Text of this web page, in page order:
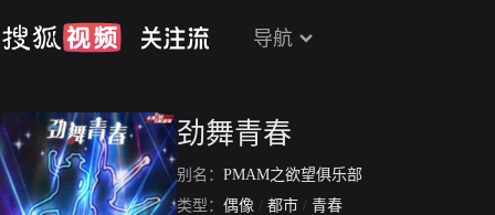
导航
劲舞青春
别名： PMAM之欲望俱乐部
类型： 偶像 / 都市 / 青春